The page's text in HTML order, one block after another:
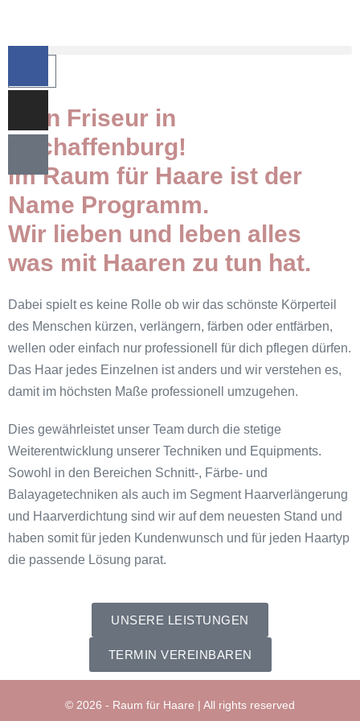
Dein Friseur in
Aschaffenburg!
Im Raum für Haare ist der
Name Programm.
Wir lieben und leben alles
was mit Haaren zu tun hat.
Dabei spielt es keine Rolle ob wir das schönste Körperteil
des Menschen kürzen, verlängern, färben oder entfärben,
wellen oder einfach nur professionell für dich pflegen dürfen.
Das Haar jedes Einzelnen ist anders und wir verstehen es,
damit im höchsten Maße professionell umzugehen.
Dies gewährleistet unser Team durch die stetige
Weiterentwicklung unserer Techniken und Equipments.
Sowohl in den Bereichen Schnitt-, Färbe- und
Balayagetechniken als auch im Segment Haarverlängerung
und Haarverdichtung sind wir auf dem neuesten Stand und
haben somit für jeden Kundenwunsch und für jeden Haartyp
die passende Lösung parat.
UNSERE LEISTUNGEN
TERMIN VEREINBAREN
© 2026 - Raum für Haare | All rights reserved